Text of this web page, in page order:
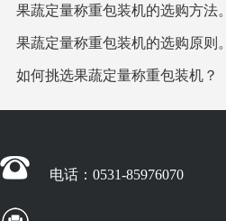
果蔬定量称重包装机的选购方法。
果蔬定量称重包装机的选购原则。
如何挑选果蔬定量称重包装机？
电话：0531-85976070